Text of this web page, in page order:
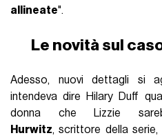
allineate".
Le novità sul
Adesso, nuovi dettagli si
intendeva dire Hilary Duff
donna che Lizzie
Hurwitz, scrittore della serie,